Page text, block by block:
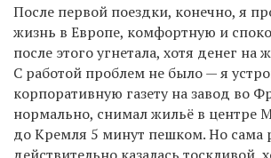
После первой поездки, конечно, я
жизнь в Европе, комфортную и
после этого угнетала, хотя денег на
С работой проблем не было — я
корпоративную газету на завод во
нормально, снимал жильё в центре
до Кремля 5 минут пешком. Но сама
действительно казалась тоскливой,